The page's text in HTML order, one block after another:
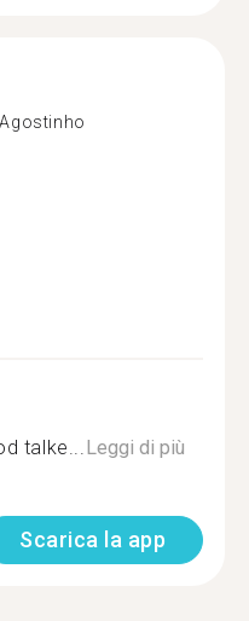
talke...Leggi di più
Scarica la app